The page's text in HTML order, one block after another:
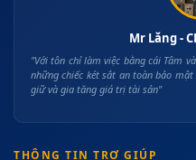
Mr Lăng -
"Với tôn chỉ làm việc bằng cái Tâm
những chiếc két sắt an toàn bảo
giữ và gia tăng giá trị tài sản"
THÔNG TIN TRỢ GIÚP